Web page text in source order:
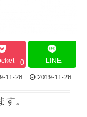
0 LINE
11-28 2019-11-26
す。